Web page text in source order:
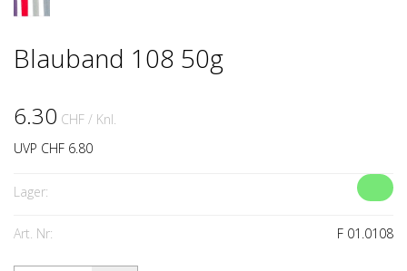
Blauband 108 50g
6.30 CHF / Knl.
UVP CHF 6.80
Lager:
Art. Nr: F 01.0108